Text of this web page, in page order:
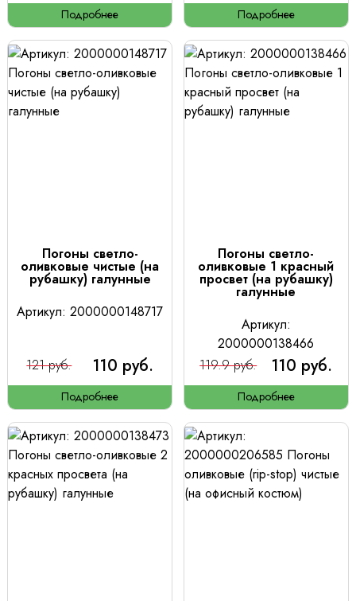
Подробнее Подробнее
Погоны светло-
оливковые чистые (на
рубашку) галунные
Артикул: 2000000148717
121 руб. 110 руб.
Подробнее
Погоны светло-
оливковые 1 красный
просвет (на рубашку)
галунные
Артикул:
2000000138466
119.9 руб.
110 руб.
Подробнее